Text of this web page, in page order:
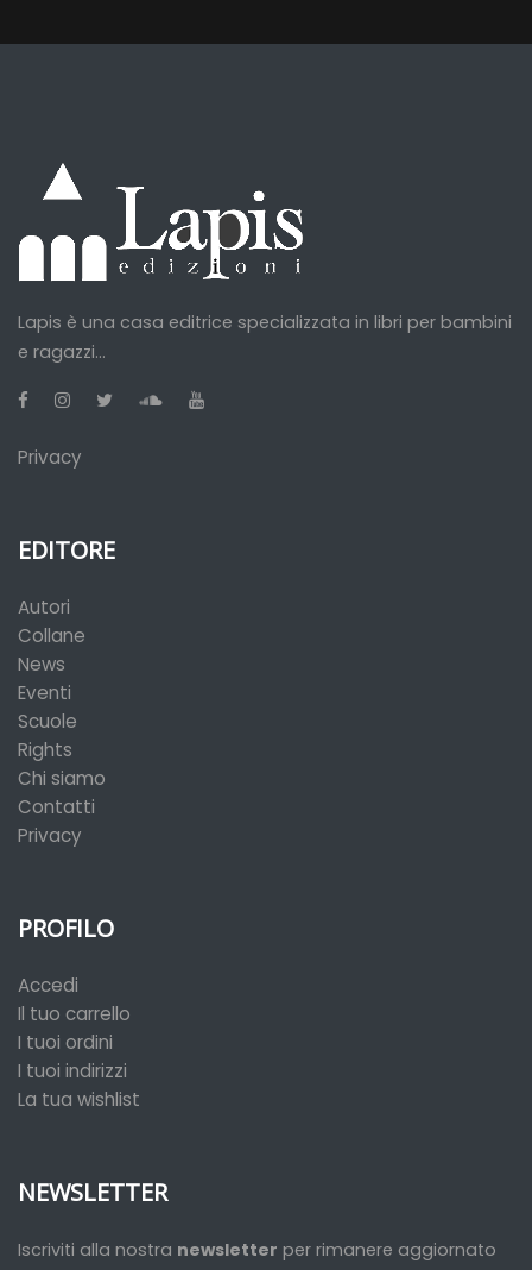
Lapis è una casa editrice specializzata in libri per bambini
e ragazzi...
Privacy
EDITORE
Autori
Collane
News
Eventi
Scuole
Rights
Chi siamo
Contatti
Privacy
PROFILO
Accedi
Il tuo carrello
I tuoi ordini
I tuoi indirizzi
La tua wishlist
NEWSLETTER
Iscriviti alla nostra newsletter per rimanere aggiornato